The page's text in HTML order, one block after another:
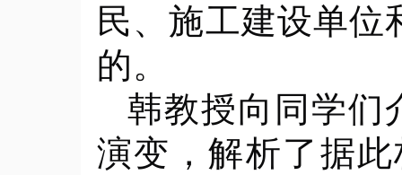
民、施工建设单
的。
韩教授向同学们
演变，解析了据